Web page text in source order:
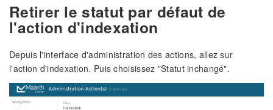
Retirer le statut par défaut de
l'action d'indexation
Depuis l'interface d'administration des actions, allez sur
l'action d'indexation. Puis choisissez "Statut inchangé".